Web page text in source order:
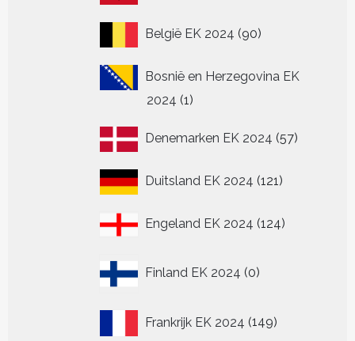
België EK 2024 9090
Bosnië en Herzegovina EK
2024 11
Denemarken EK 2024 5757
Duitsland EK 2024 121121
Engeland EK 2024 124124
Finland EK 2024 0
producten
Frankrijk EK 2024 149149